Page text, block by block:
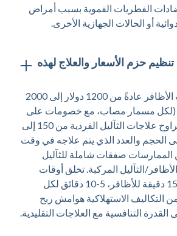
الفطريات الفموية بسبب أمراض
أو الحالات الجهازية الأخرى.
حزم الأسعار والعلاج لهذه
تتراوح حزم فطريات الأظافر عادةً من 1200 دولار إلى 2000
6 علاجات (لكل مسمار مصاب، مع خصومات على
الأظافر المتعددة). تتراوح علاجات الثآليل الفردية من 150 إلى
على الحجم والعدد الذي يتم علاجه في وقت
الممارسات صفقات شاملة للثآليل
الثآليل المركبة. تخلق أوقات
العلاج السريعة (10-15 دقيقة للأظافر، 5-10 دقائق لكل
التكاليف الاستهلاكية هوامش ربح
التنافسية مع العلاجات التقليدية.